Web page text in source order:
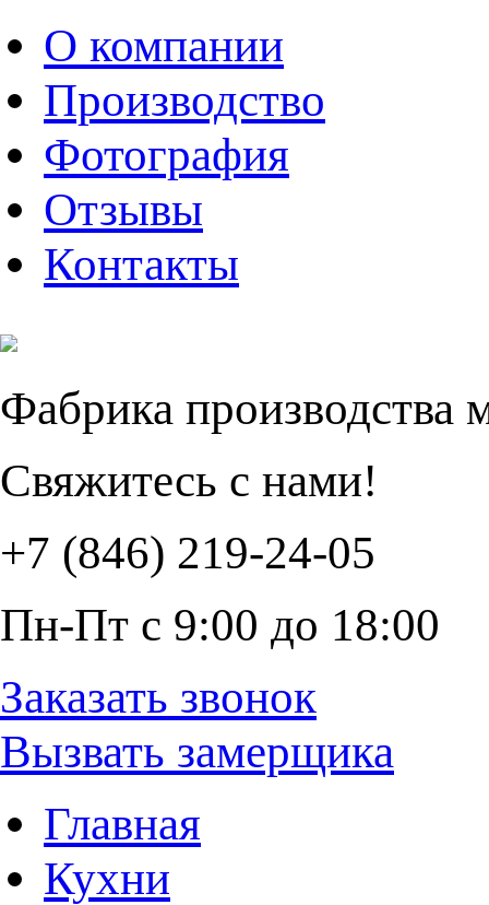
О компании
Производство
Фотография
Отзывы
Контакты
Фабрика производства
Свяжитесь с нами!
+7 (846) 219-24-05
Пн-Пт с 9:00 до 18:00
Заказать звонок
Вызвать замерщика
Главная
Кухни